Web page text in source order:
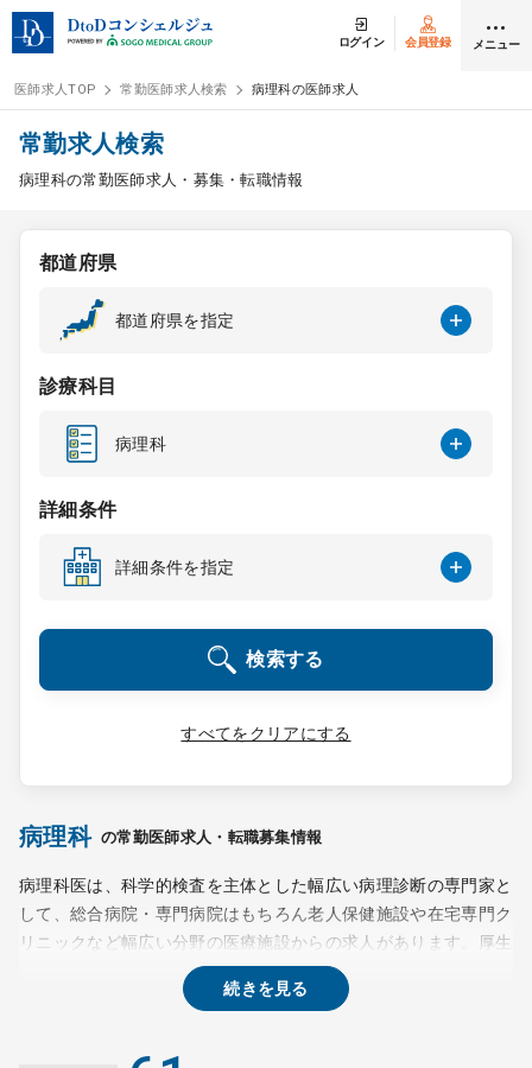
ログイン 会員登録 メニュー
ログイン
医師求人
常勤検索
スポット検索
DtoDの転職・
コンサルタント
成功事例
転職ノウハウ
受付時間 9:00 ～ 18:00（平日）
0120-337-613
クリニック開業
採用をお考えの医療機関の方
医師求人TOP 常勤医師求人検索 病理科の医師求人
常勤求人検索
病理科の常勤医師求人・募集・転職情報
都道府県
都道府県を指定
診療科目
病理科
詳細条件
詳細条件を指定
検索する
すべてをクリアにする
病理科 の常勤医師求人・転職募集情報
病理科医は、科学的検査を主体とした幅広い病理診断の専門家と
して、総合病院・専門病院はもちろん老人保健施設や在宅専門ク
リニックなど幅広い分野の医療施設からの求人があります。厚生
労働省の平成22年の調査によれば、全診療科における必要医師
数の平均倍率は現員医師数の1.11倍であったのに対し、病理診断
事のため、子育て中の女性医師や要介護者の家族を抱える方な
続きを見る